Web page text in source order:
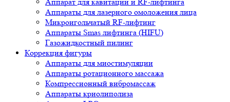
Аппараты для лазерного омоложения лица
Микроигольчатый RF-лифтинг
Аппараты Smas лифтинга (HIFU)
Газожидкостный пилинг
Коррекция фигуры
Аппараты для миостимуляции
Аппараты ротационного массажа
Компрессионный вибромассаж
Аппараты криолиполиза